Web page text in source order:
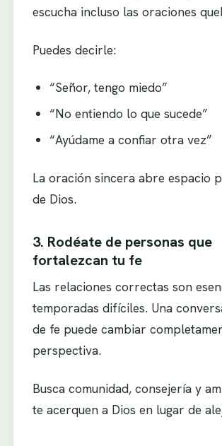
escucha incluso las oraciones
Puedes decirle:
“Señor, tengo miedo”
“No entiendo lo que sucede”
“Ayúdame a confiar otra vez”
La oración sincera abre espacio
de Dios.
3. Rodéate de personas que
fortalezcan tu fe
Las relaciones correctas son
temporadas difíciles. Una
de fe puede cambiar
perspectiva.
Busca comunidad, consejería y
te acerquen a Dios en lugar de